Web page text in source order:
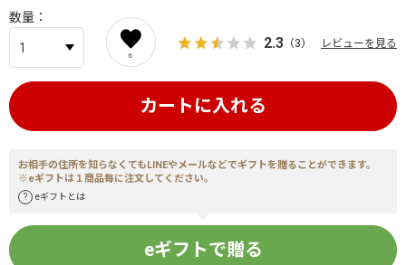
数量
6
2.3 （3） レビューを見る
カートに入れる
お相手の住所を知らなくてもLINEやメールなどでギフトを贈ることができます。
※eギフトは１商品毎に注文してください。
eギフトとは
eギフトで贈る